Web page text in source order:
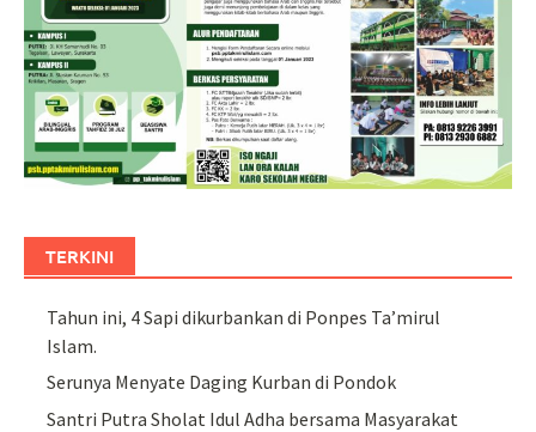
TERKINI
Tahun ini, 4 Sapi dikurbankan di Ponpes Ta’mirul
Islam.
Serunya Menyate Daging Kurban di Pondok
Santri Putra Sholat Idul Adha bersama Masyarakat